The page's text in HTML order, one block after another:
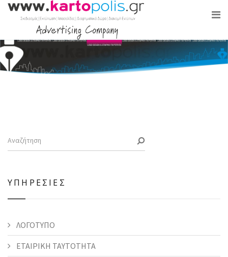
ΥΠΗΡΕΣΙΕΣ
ΛΟΓΟΤΥΠΟ
ΕΤΑΙΡΙΚΗ ΤΑΥΤΟΤΗΤΑ